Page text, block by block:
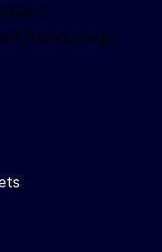
η:
Οικονομικής